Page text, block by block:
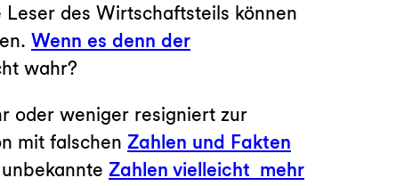
des Wirtschaftsteils können
Wenn es denn der
wahr?
oder weniger resigniert zur
mit falschen Zahlen und Fakten
Zahlen vielleicht mehr